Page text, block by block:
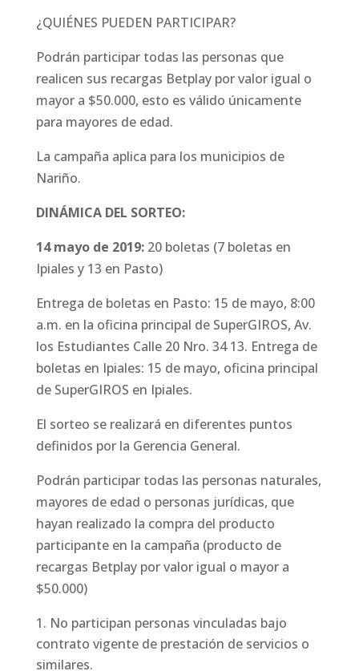
¿QUIÉNES PUEDEN PARTICIPAR?
Podrán participar todas las personas que
realicen sus recargas Betplay por valor igual o
mayor a $50.000, esto es válido únicamente
para mayores de edad.
La campaña aplica para los municipios de
Nariño.
DINÁMICA DEL SORTEO:
14 mayo de 2019: 20 boletas (7 boletas en
Ipiales y 13 en Pasto)
Entrega de boletas en Pasto: 15 de mayo, 8:00
a.m. en la oficina principal de SuperGIROS, Av.
los Estudiantes Calle 20 Nro. 34 13. Entrega de
boletas en Ipiales: 15 de mayo, oficina principal
de SuperGIROS en Ipiales.
El sorteo se realizará en diferentes puntos
definidos por la Gerencia General.
Podrán participar todas las personas naturales,
mayores de edad o personas jurídicas, que
hayan realizado la compra del producto
participante en la campaña (producto de
recargas Betplay por valor igual o mayor a
$50.000)
No participan personas vinculadas bajo
contrato vigente de prestación de servicios o
similares.